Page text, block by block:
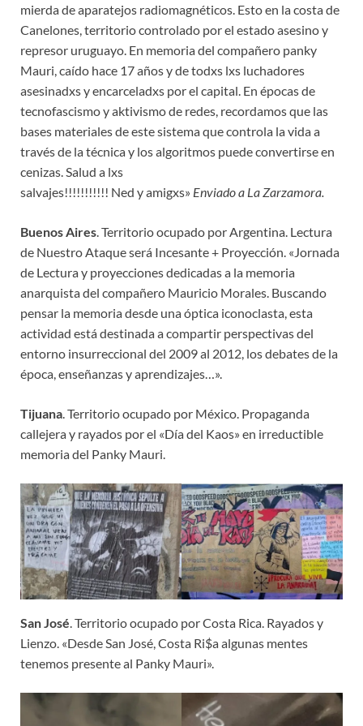
mierda de aparatejos radiomagnéticos. Esto en la costa de
Canelones, territorio controlado por el estado asesino y
represor uruguayo. En memoria del compañero panky
Mauri, caído hace 17 años y de todxs lxs luchadores
asesinadxs y encarceladxs por el capital. En épocas de
tecnofascismo y aktivismo de redes, recordamos que las
bases materiales de este sistema que controla la vida a
través de la técnica y los algoritmos puede convertirse en
cenizas. Salud a lxs
salvajes!!!!!!!!!!! Ned y amigxs» Enviado a La Zarzamora.
Buenos Aires. Territorio ocupado por Argentina. Lectura
de Nuestro Ataque será Incesante + Proyección. «Jornada
de Lectura y proyecciones dedicadas a la memoria
anarquista del compañero Mauricio Morales. Buscando
pensar la memoria desde una óptica iconoclasta, esta
actividad está destinada a compartir perspectivas del
entorno insurreccional del 2009 al 2012, los debates de la
época, enseñanzas y aprendizajes…».
Tijuana. Territorio ocupado por México. Propaganda
callejera y rayados por el «Día del Kaos» en irreductible
memoria del Panky Mauri.
San José. Territorio ocupado por Costa Rica. Rayados y
Lienzo. «Desde San José, Costa Ri$a algunas mentes
tenemos presente al Panky Mauri».